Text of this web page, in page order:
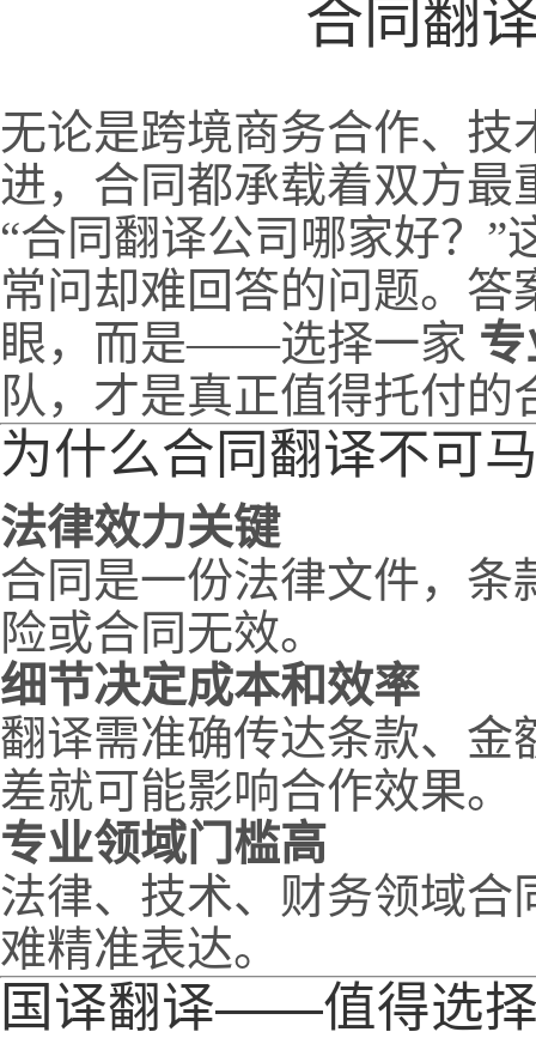
合同翻
无论是跨境商务合作、
进，合同都承载着双方
“合同翻译公司哪家好？
常问却难回答的问题。
眼，而是——选择一家
队，才是真正值得托付的
为什么合同翻译不可
法律效力关键
合同是一份法律文件，条
险或合同无效。
细节决定成本和效率
翻译需准确传达条款、金
差就可能影响合作效果。
专业领域门槛高
法律、技术、财务领域
难精准表达。
国译翻译——值得选